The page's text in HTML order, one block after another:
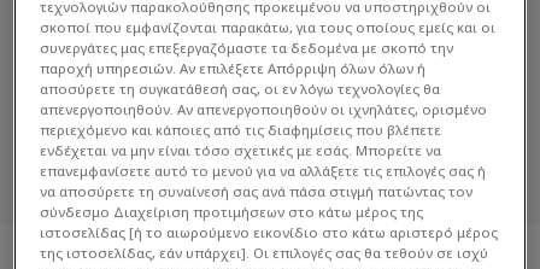
ΑΝΔΡΟΜΆΧΗ
Διαβάστε όλα τα άρθρα του Sportdog
σχετικά με το θέμα Ανδρομάχη.
Sportdog: Πιστό στον φίλαθλο.
τεχνολογιών παρακολούθησης προκειμένου να υποστηριχθούν οι
σκοποί που εμφανίζονται παρακάτω, για τους οποίους εμείς και οι
συνεργάτες μας επεξεργαζόμαστε τα δεδομένα με σκοπό την
παροχή υπηρεσιών. Αν επιλέξετε Απόρριψη όλων όλων ή
αποσύρετε τη συγκατάθεσή σας, οι εν λόγω τεχνολογίες θα
απενεργοποιηθούν. Αν απενεργοποιηθούν οι ιχνηλάτες, ορισμένο
περιεχόμενο και κάποιες από τις διαφημίσεις που βλέπετε
ενδέχεται να μην είναι τόσο σχετικές με εσάς. Μπορείτε να
επανεμφανίσετε αυτό το μενού για να αλλάξετε τις επιλογές σας ή
να αποσύρετε τη συναίνεσή σας ανά πάσα στιγμή πατώντας τον
σύνδεσμο Διαχείριση προτιμήσεων στο κάτω μέρος της
ιστοσελίδας [ή το αιωρούμενο εικονίδιο στο κάτω αριστερό μέρος
της ιστοσελίδας, εάν υπάρχει]. Οι επιλογές σας θα τεθούν σε ισχύ